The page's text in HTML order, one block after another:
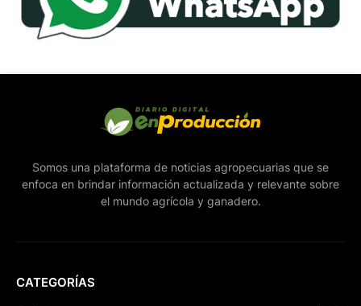
Somos una plataforma de noticias agropecuarias que se
enfoca en brindar información actualizada y relevante sobre
el mundo agrícola y ganadero.
CATEGORÍAS